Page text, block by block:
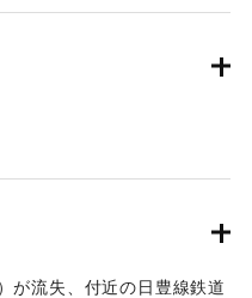
が流失、付近の日豊線鉄道